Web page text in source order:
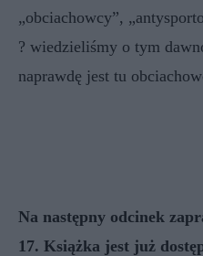
„obciachowcy”,
? wiedzieliśmy o tym
naprawdę jest tu
Na następny odcinek
17. Książka jest już